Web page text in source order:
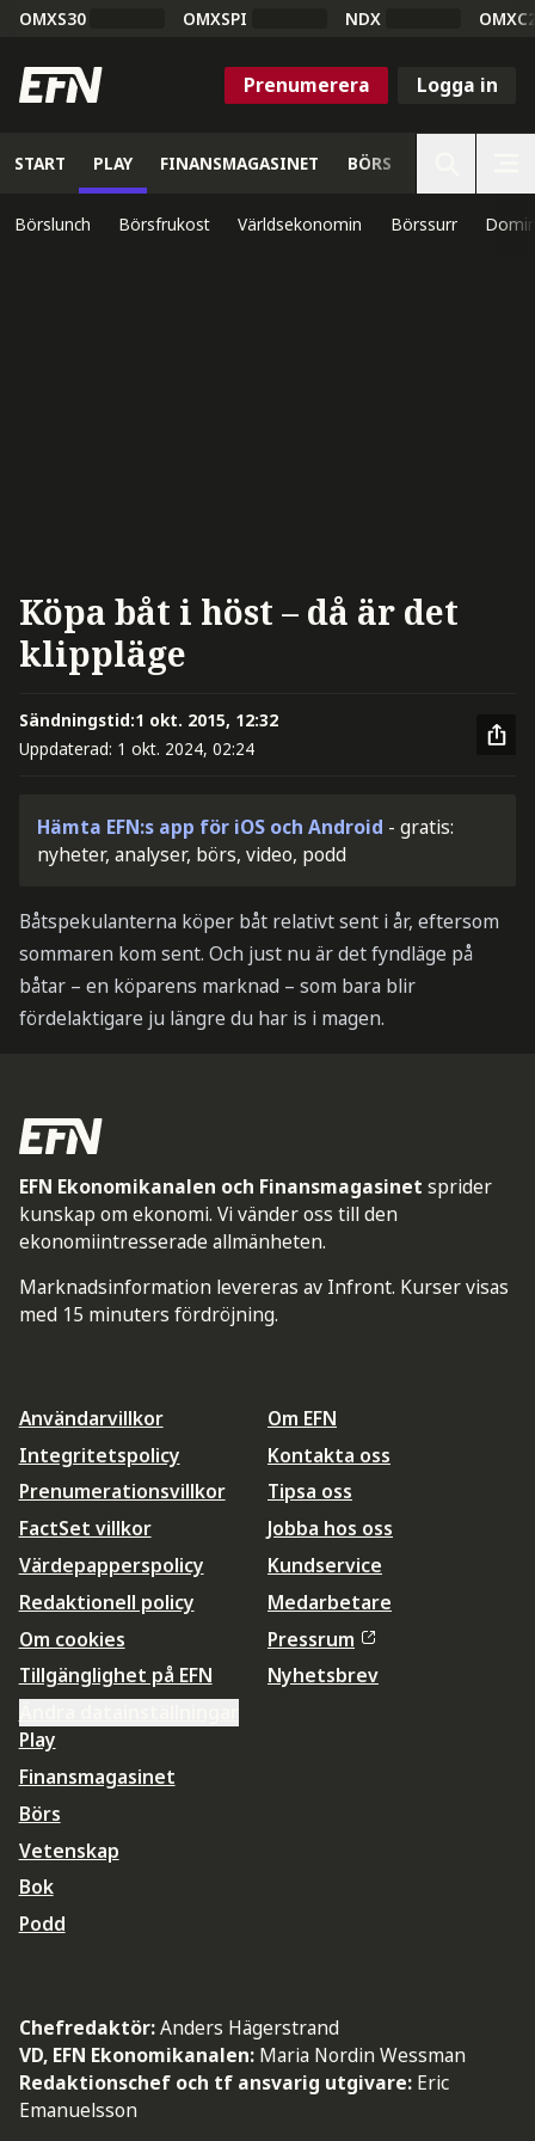
OMXS30 OMXSPI NDX
Prenumerera Logga in
START PLAY FINANSMAGASINET BÖRS
Börslunch Börsfrukost Världsekonomin Börssurr
Köpa båt i höst – då är det
klippläge
Sändningstid:1 okt. 2015, 12:32
Uppdaterad: 1 okt. 2024, 02:24
Hämta EFN:s app för iOS och Android - gratis:
nyheter, analyser, börs, video, podd
Båtspekulanterna köper båt relativt sent i år, eftersom
sommaren kom sent. Och just nu är det fyndläge på
båtar – en köparens marknad – som bara blir
fördelaktigare ju längre du har is i magen.
EFN Ekonomikanalen och Finansmagasinet sprider
kunskap om ekonomi. Vi vänder oss till den
ekonomiintresserade allmänheten.
Marknadsinformation levereras av Infront. Kurser visas
med 15 minuters fördröjning.
Användarvillkor
Integritetspolicy
Prenumerationsvillkor
FactSet villkor
Värdepapperspolicy
Redaktionell policy
Om cookies
Tillgänglighet på EFN
Om EFN
Kontakta oss
Tipsa oss
Jobba hos oss
Kundservice
Medarbetare
Pressrum
Nyhetsbrev
Play
Finansmagasinet
Börs
Vetenskap
Bok
Podd
Chefredaktör:Anders Hägerstrand
VD, EFN Ekonomikanalen: Maria Nordin Wessman
Redaktionschef och tf ansvarig utgivare: Eric
Emanuelsson